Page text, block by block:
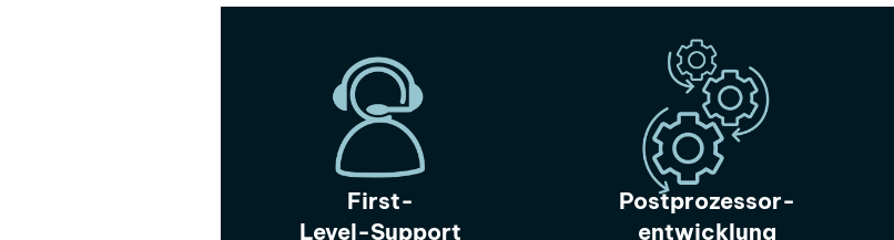
First-
Level-Support
Postprozessor-
entwicklung